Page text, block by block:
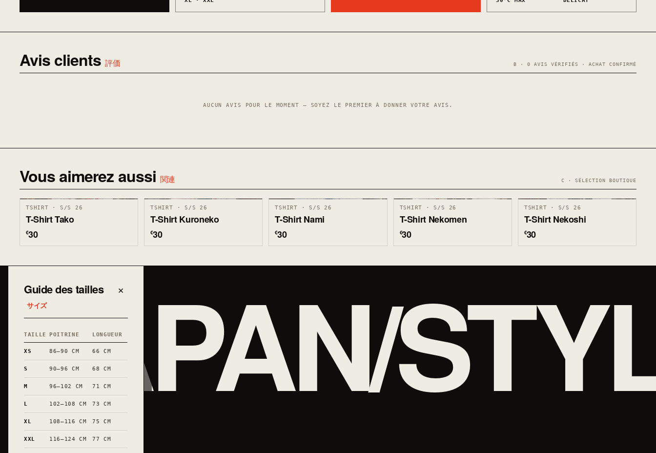
Avis clients 評価 B · 0 AVIS VÉRIFIÉS · ACHAT CONFIRMÉ
AUCUN AVIS POUR LE MOMENT — SOYEZ LE PREMIER À DONNER VOTRE AVIS.
Vous aimerez aussi 関連 C · SÉLECTION BOUTIQUE
TSHIRT · S/S 26
T-Shirt Tako
€30
TSHIRT · S/S 26
T-Shirt Kuroneko
€30
TSHIRT · S/S 26
T-Shirt Nami
€30
TSHIRT · S/S 26
T-Shirt Nekomen
€30
TSHIRT · S/S 26
T-Shirt Nekoshi
€30
Guide des tailles
サイズ
×
TAILLE POITRINE LONGUEUR
XS 86–90 CM 66 CM
S 90–96 CM 68 CM
M 96–102 CM 71 CM
L 102–108 CM 73 CM
XL 108–116 CM 75 CM
XXL 116–124 CM 77 CM
JAPAN/